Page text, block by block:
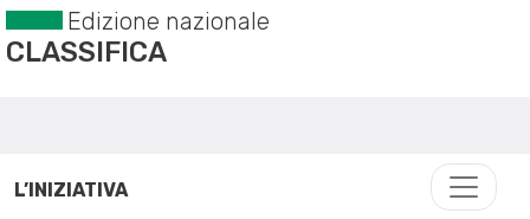
Edizione nazionale
CLASSIFICA
L’INIZIATIVA